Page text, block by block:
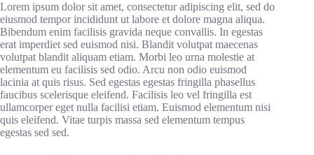
Lorem ipsum dolor sit amet, consectetur adipiscing elit, sed do
eiusmod tempor incididunt ut labore et dolore magna aliqua.
Bibendum enim facilisis gravida neque convallis. In egestas
erat imperdiet sed euismod nisi. Blandit volutpat maecenas
volutpat blandit aliquam etiam. Morbi leo urna molestie at
elementum eu facilisis sed odio. Arcu non odio euismod
lacinia at quis risus. Sed egestas egestas fringilla phasellus
faucibus scelerisque eleifend. Facilisis leo vel fringilla est
ullamcorper eget nulla facilisi etiam. Euismod elementum nisi
quis eleifend. Vitae turpis massa sed elementum tempus
egestas sed sed.